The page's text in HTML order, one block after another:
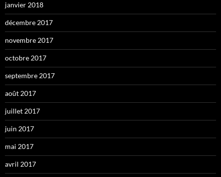
janvier 2018
décembre 2017
novembre 2017
octobre 2017
septembre 2017
août 2017
juillet 2017
juin 2017
mai 2017
avril 2017